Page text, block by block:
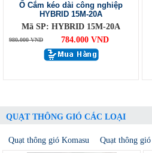
Ổ Cắm kéo dài công nghiệp
HYBRID 15M-20A
Mã SP: HYBRID 15M-20A
980.000 VND 784.000 VND
QUẠT THÔNG GIÓ CÁC LOẠI
Quạt thông gió Komasu Quạt thông